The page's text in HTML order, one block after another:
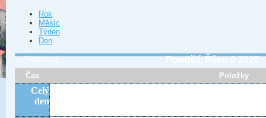
Rok
Měsíc
Týden
Den
« Předchozí Pondělí, Říjen 6 2025
Čas Položky
Celý
den